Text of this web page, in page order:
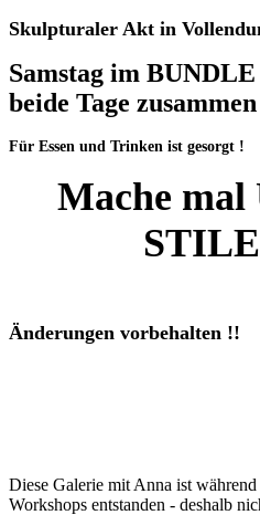
Skulpturaler Akt in
Samstag im
beide Tage zusammen
Für Essen und Trinken ist gesorgt !
Mache
Änderungen vorbehalten !!
Diese Galerie mit Anna ist
Workshops entstanden - deshalb